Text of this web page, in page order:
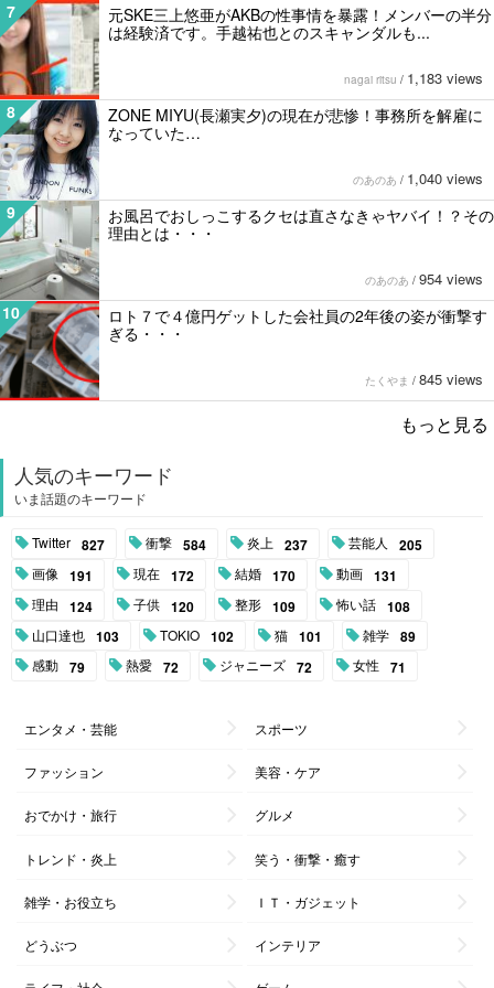
7
元SKE三上悠亜がAKBの性事情を暴露！メンバーの半分
は経験済です。手越祐也とのスキャンダルも...
nagai ritsu / 1,183 views
8
ZONE MIYU(長瀬実夕)の現在が悲惨！事務所を解雇に
なっていた…
のあのあ / 1,040 views
9
お風呂でおしっこするクセは直さなきゃヤバイ！？その
理由とは・・・
のあのあ / 954 views
10
ロト７で４億円ゲットした会社員の2年後の姿が衝撃す
ぎる・・・
たくやま / 845 views
もっと見る
人気のキーワード
いま話題のキーワード
Twitter 827 衝撃 584 炎上 237 芸能人 205
画像 191 現在 172 結婚 170 動画 131
理由 124 子供 120 整形 109 怖い話 108
山口達也 103 TOKIO 102 猫 101 雑学 89
感動 79 熱愛 72 ジャニーズ 72 女性 71
エンタメ・芸能 スポーツ
ファッション 美容・ケア
おでかけ・旅行 グルメ
トレンド・炎上 笑う・衝撃・癒す
雑学・お役立ち ＩＴ・ガジェット
どうぶつ インテリア